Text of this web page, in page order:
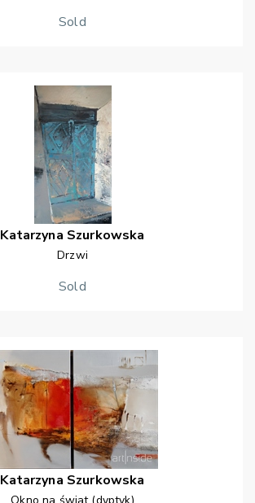
Sold
Katarzyna Szurkowska
Drzwi
Sold
Katarzyna Szurkowska